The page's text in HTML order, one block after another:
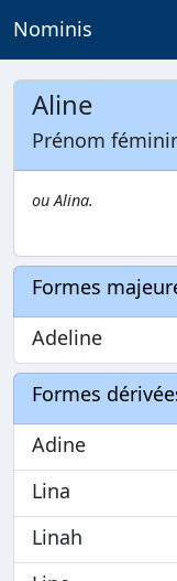
Nominis
Aline
Prénom
ou Alina.
Formes
Adeline
Formes
Adine
Lina
Linah